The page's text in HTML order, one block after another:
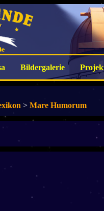
Bildergalerie
> Mare Humorum